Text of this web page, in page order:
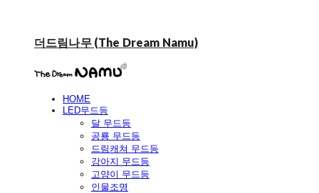
더드림나무 (The Dream Namu)
HOME
LED무드등
달 무드등
공룡 무드등
드림캐쳐 무드등
강아지 무드등
고양이 무드등
인물조명